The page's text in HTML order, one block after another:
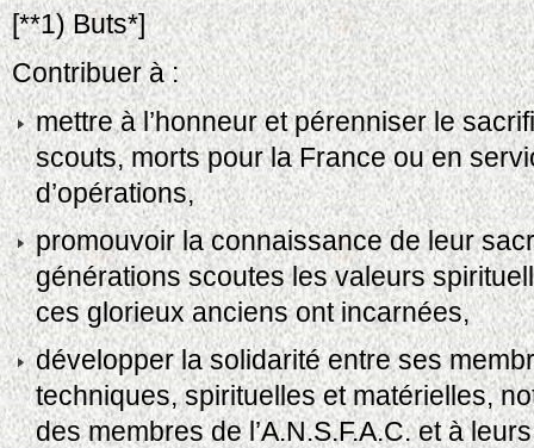
[**1) Buts*]
Contribuer à :
mettre à l’honneur et pérenniser le
scouts, morts pour la France ou en
d’opérations,
promouvoir la connaissance de leur
générations scoutes les valeurs
ces glorieux anciens ont incarnées,
développer la solidarité entre ses
techniques, spirituelles et matérielles,
des membres de l’A.N.S.F.A.C. et à